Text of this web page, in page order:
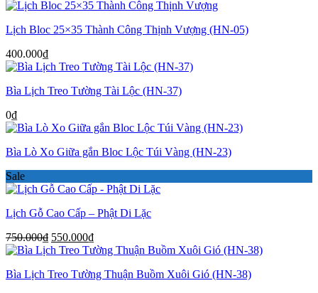
Lịch Bloc 25×35 Thành Công Thịnh Vượng (HN-05)
400.000₫
Bìa Lịch Treo Tường Tài Lộc (HN-37)
0₫
Bìa Lò Xo Giữa gắn Bloc Lộc Túi Vàng (HN-23)
Sale
Lịch Gỗ Cao Cấp – Phật Di Lặc
750.000₫ Giá
gốc
750.000₫.
550.000₫Giá
hiện
là:
Bìa Lịch Treo Tường Thuận Buồm Xuôi Gió (HN-38)